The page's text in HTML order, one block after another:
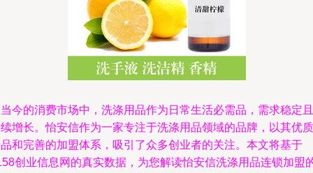
今的消费市场中，洗涤用品作为日常生活必需品，需求稳定且
增长。怡安信作为一家专注于洗涤用品领域的品牌，以其优质
和完善的加盟体系，吸引了众多创业者的关注。本文将基于
创业信息网的真实数据，为您解读怡安信洗涤用品连锁加盟